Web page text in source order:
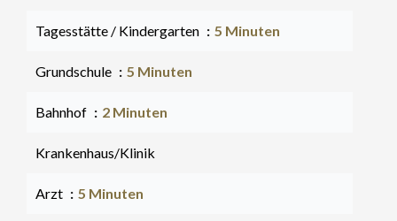
Tagesstätte / Kindergarten 5 Minuten
Grundschule 5 Minuten
Bahnhof 2 Minuten
Krankenhaus/Klinik
Arzt 5 Minuten